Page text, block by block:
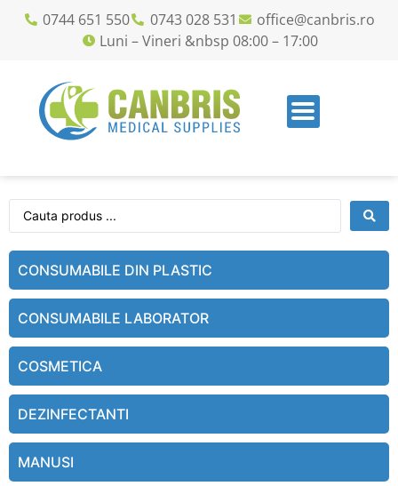
0744 651 550 0743 028 531
office@canbris.ro
Luni – Vineri &nbsp 08:00 – 17:00
CONSUMABILE DIN PLASTIC
CONSUMABILE LABORATOR
COSMETICA
DEZINFECTANTI
MANUSI